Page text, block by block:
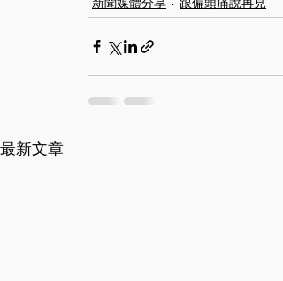
新聞媒體分享 跟偏頭痛說再見
最新文章